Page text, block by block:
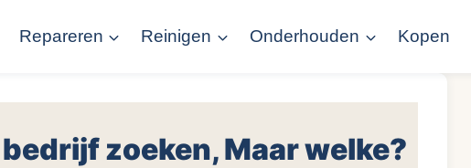
Repareren Reinigen Onderhouden Kopen
zoeken, Maar welke?